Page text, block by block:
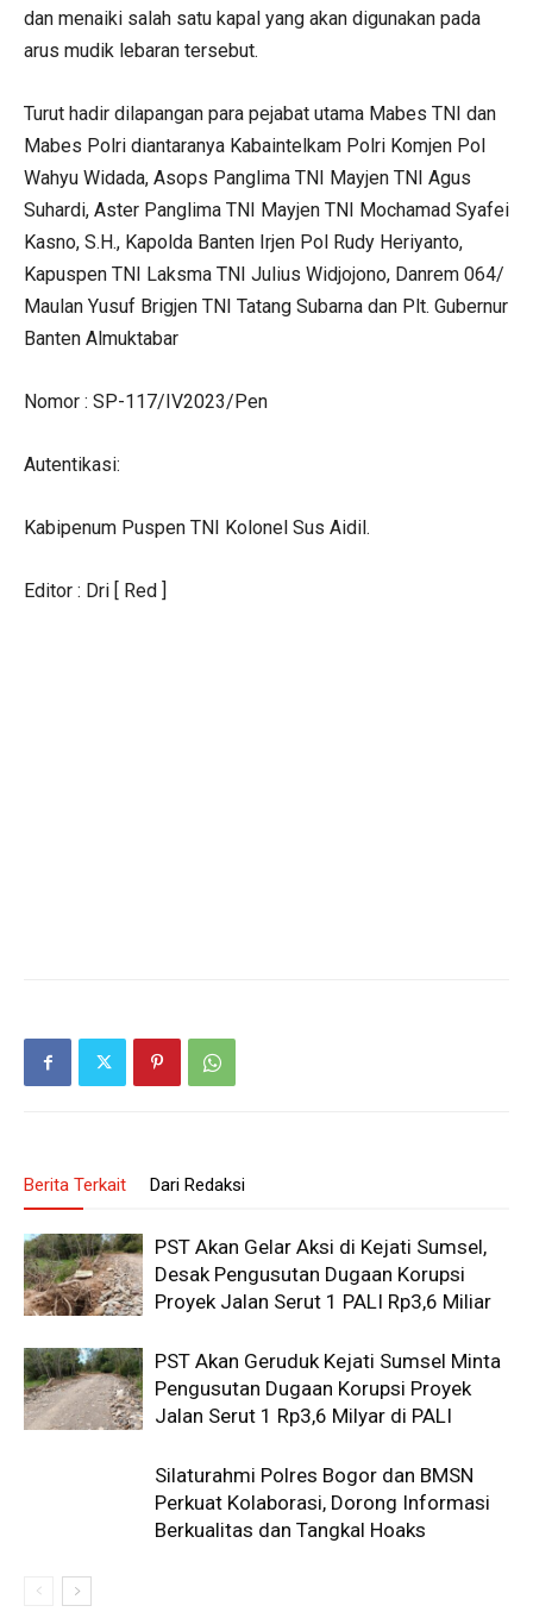
dan menaiki salah satu kapal yang akan digunakan pada
arus mudik lebaran tersebut.
Turut hadir dilapangan para pejabat utama Mabes TNI dan
Mabes Polri diantaranya Kabaintelkam Polri Komjen Pol
Wahyu Widada, Asops Panglima TNI Mayjen TNI Agus
Suhardi, Aster Panglima TNI Mayjen TNI Mochamad Syafei
Kasno, S.H., Kapolda Banten Irjen Pol Rudy Heriyanto,
Kapuspen TNI Laksma TNI Julius Widjojono, Danrem 064/
Maulan Yusuf Brigjen TNI Tatang Subarna dan Plt. Gubernur
Banten Almuktabar
Nomor : SP-117/IV2023/Pen
Autentikasi:
Kabipenum Puspen TNI Kolonel Sus Aidil.
Editor : Dri [ Red ]
Berita Terkait Dari Redaksi
PST Akan Gelar Aksi di Kejati Sumsel,
Desak Pengusutan Dugaan Korupsi
Proyek Jalan Serut 1 PALI Rp3,6 Miliar
PST Akan Geruduk Kejati Sumsel Minta
Pengusutan Dugaan Korupsi Proyek
Jalan Serut 1 Rp3,6 Milyar di PALI
Silaturahmi Polres Bogor dan BMSN
Perkuat Kolaborasi, Dorong Informasi
Berkualitas dan Tangkal Hoaks